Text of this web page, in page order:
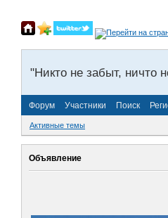
"Никто не забыт, ничто
Форум Участники Поиск
Активные темы
Объявление